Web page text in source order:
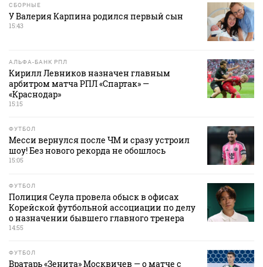
СБОРНЫЕ
У Валерия Карпина родился первый сын
15:43
АЛЬФА-БАНК РПЛ
Кирилл Левников назначен главным
арбитром матча РПЛ «Спартак» —
«Краснодар»
15:15
ФУТБОЛ
Месси вернулся после ЧМ и сразу устроил
шоу! Без нового рекорда не обошлось
15:05
ФУТБОЛ
Полиция Сеула провела обыск в офисах
Корейской футбольной ассоциации по делу
о назначении бывшего главного тренера
14:55
ФУТБОЛ
Вратарь «Зенита» Москвичев — о матче с